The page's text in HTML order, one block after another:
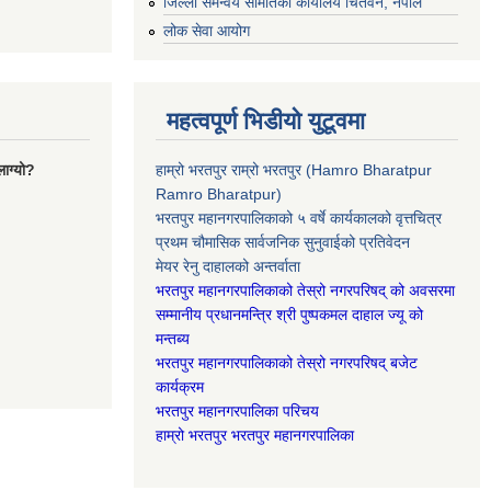
लोक सेवा आयोग
महत्वपूर्ण भिडीयो युटूवमा
हाम्रो भरतपुर राम्रो भरतपुर (Hamro Bharatpur
Ramro Bharatpur)
भरतपुर महानगरपालिकाको ५ वर्षे कार्यकालको वृत्तचित्र
प्रथम चौमासिक सार्वजनिक सुनुवाईको प्रतिवेदन
मेयर रेनु दाहालको अन्तर्वाता
भरतपुर महानगरपालिकाको तेस्रो नगरपरिषद् को अवसरमा
सम्मानीय प्रधानमन्त्रि श्री पुष्पकमल दाहाल ज्यू को
मन्तब्य
भरतपुर महानगरपालिकाको तेस्रो नगरपरिषद् बजेट
कार्यक्रम
भरतपुर महानगरपालिका परिचय
हाम्रो भरतपुर भरतपुर महानगरपालिका